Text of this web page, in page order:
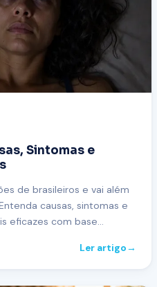
Sintomas e
de brasileiros e vai além
causas, sintomas e
eficazes com base
Ler artigo→